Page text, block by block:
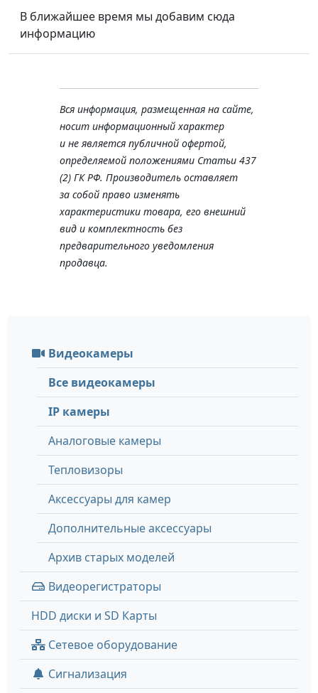
В ближайшее время мы добавим сюда
информацию
Вся информация, размещенная на сайте,
носит информационный характер
и не является публичной офертой,
определяемой положениями Статьи 437
(2) ГК РФ. Производитель оставляет
за собой право изменять
характеристики товара, его внешний
вид и комплектность без
предварительного уведомления
продавца.
Видеокамеры
Все видеокамеры
IP камеры
Аналоговые камеры
Тепловизоры
Аксессуары для камер
Дополнительные аксессуары
Архив старых моделей
Видеорегистраторы
HDD диски и SD Карты
Сетевое оборудование
Сигнализация